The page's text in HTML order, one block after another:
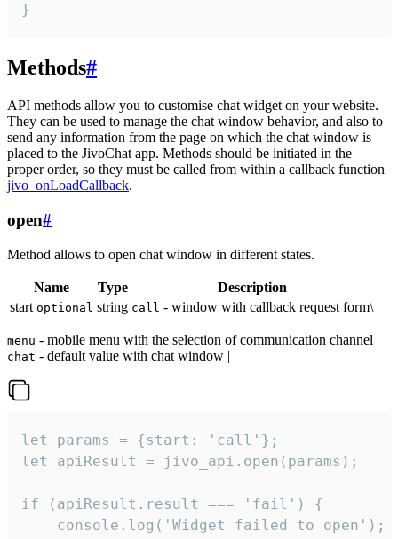
}
Methods#
API methods allow you to customise chat widget on your website.
They can be used to manage the chat window behavior, and also to
send any information from the page on which the chat window is
placed to the JivoChat app. Methods should be initiated in the
proper order, so they must be called from within a callback function
jivo_onLoadCallback.
open#
Method allows to open chat window in different states.
Name Type
Description
start optional string call - window with callback request form\
menu - mobile menu with the selection of communication channel
chat - default value with chat window |
let params = {start: 'call'};
let apiResult = jivo_api.open(params);
if (apiResult.result === 'fail') {
    console.log('Widget failed to open');